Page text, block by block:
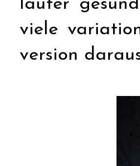
lauter
viele
version